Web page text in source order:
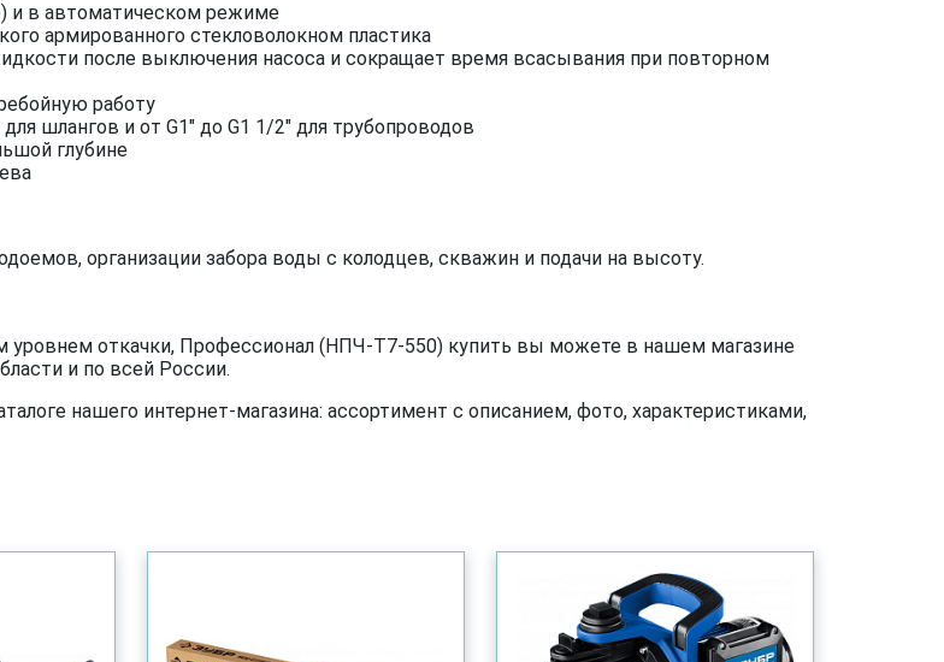
и в автоматическом режиме
армированного стекловолокном пластика
после выключения насоса и сокращает время всасывания при повторном
работу
шлангов и от G1″ до G1 1/2″ для трубопроводов
глубине
организации забора воды с колодцев, скважин и подачи на высоту.
откачки, Профессионал (НПЧ-Т7-550) купить вы можете в нашем магазине
и по всей России.
нашего интернет-магазина: ассортимент с описанием, фото, характеристиками,